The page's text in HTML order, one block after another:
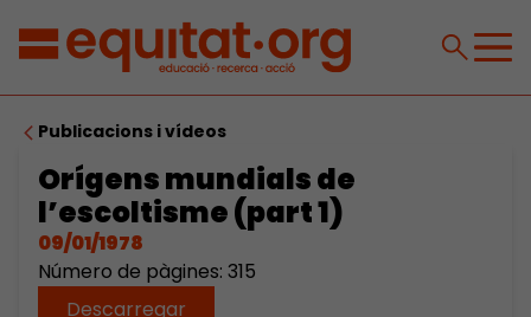
Publicacions i vídeos
Orígens mundials de
l’escoltisme (part 1)
09/01/1978
Número de pàgines: 315
Descarregar